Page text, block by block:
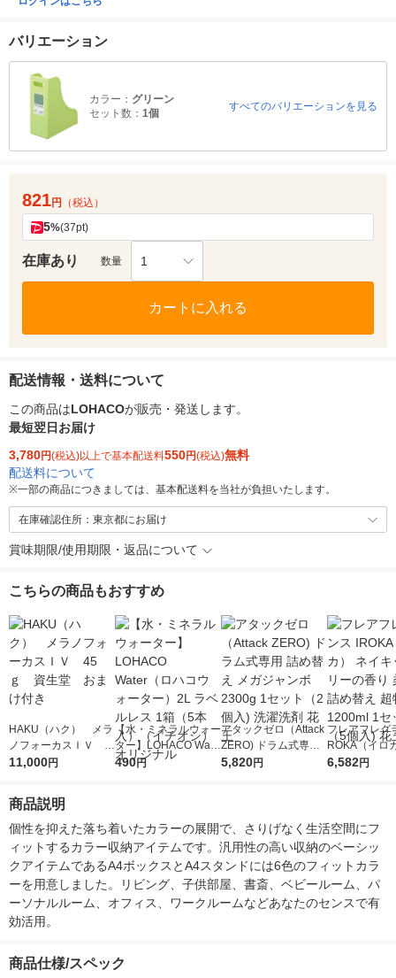
バリエーション
カラー： グリーン
セット数： 1個
すべてのバリエーションを見る
821円 （税込）
5%(37pt)
在庫あり 数量 1
カートに入れる
配送情報・送料について
この商品はLOHACOが販売・発送します。
最短翌日お届け
3,780円(税込)以上で基本配送料550円(税込)無料
配送料について
※一部の商品につきましては、基本配送料を当社が負担いたします。
在庫確認住所：東京都にお届け
賞味期限/使用期限・返品について
こちらの商品もおすすめ
HAKU（ハク） メラ
ノフォーカスＩＶ 4
5ｇ 資生堂 おまけ
11,000円
【水・ミネラルウォー
ター】LOHACO Wate
r（ロハコウォータ
490円
アタックゼロ（Attack
ZERO) ドラム式専用
詰め替え メガジャン
5,820円
フレアフレグ
ROKA（イロ
イキッドリリ
6,582円
商品説明
個性を抑えた落ち着いたカラーの展開で、さりげなく生活空間にフ
ィットするカラー収納アイテムです。汎用性の高い収納のベーシッ
クアイテムであるA4ボックスとA4スタンドには6色のフィットカラ
ーを用意しました。リビング、子供部屋、書斎、ベビールーム、パ
ーソナルルーム、オフィス、ワークルームなどあなたのセンスで有
効活用。
商品仕様/スペック